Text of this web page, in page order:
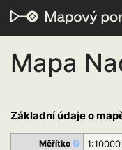
Mapa
Základní údaje o
Měřítko 1:10000